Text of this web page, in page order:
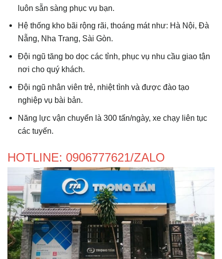
luôn sẵn sàng phục vụ bạn.
Hệ thống kho bãi rộng rãi, thoáng mát như: Hà Nội, Đà
Nẵng, Nha Trang, Sài Gòn.
Đội ngũ tăng bo dọc các tỉnh, phục vụ nhu cầu giao tận
nơi cho quý khách.
Đội ngũ nhân viên trẻ, nhiệt tình và được đào tạo
nghiệp vụ bài bản.
Năng lực vận chuyển là 300 tấn/ngày, xe chạy liên tục
các tuyến.
HOTLINE: 0906777621/ZALO